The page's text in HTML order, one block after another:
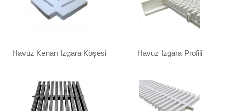
Havuz Kenarı Izgara Köşesi Havuz Izgara Profili